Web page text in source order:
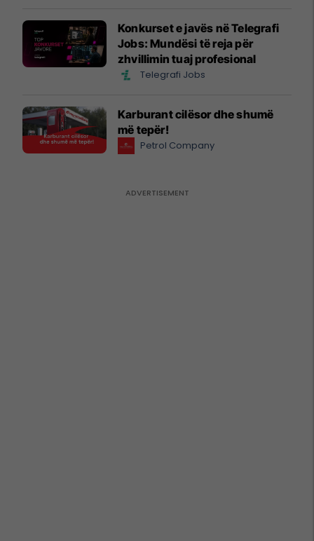
Konkurset e javës në Telegrafi
Jobs: Mundësi të reja për
zhvillimin tuaj profesional
Telegrafi Jobs
Karburant cilësor dhe shumë
më tepër!
Petrol Company